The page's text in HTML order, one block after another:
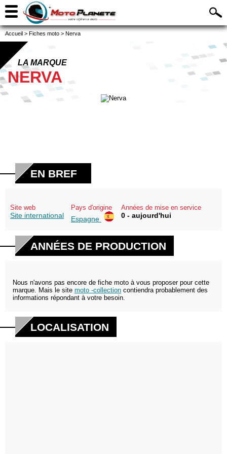
Accueil > Fiches moto > Nerva
LA MARQUE
NERVA
EN BREF
Site web
Site international
Pays d'origine
Espagne
Années de mise en service
0 - aujourd'hui
ANNÉES DE PRODUCTION
Nous n'avons pas encore de fiche moto à vous proposer pour cette
marque. Mais le site moto -collection contiendra probablement des
informations répondant à votre besoin.
LOCALISATION